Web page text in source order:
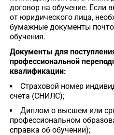
договор на обучение. Если
от юридического лица,
бумажные документы
обучения.
Документы для
профессиональной
квалификации:
Страховой номер
счета (СНИЛС);
Диплом о высшем или
профессиональном
справка об обучении);